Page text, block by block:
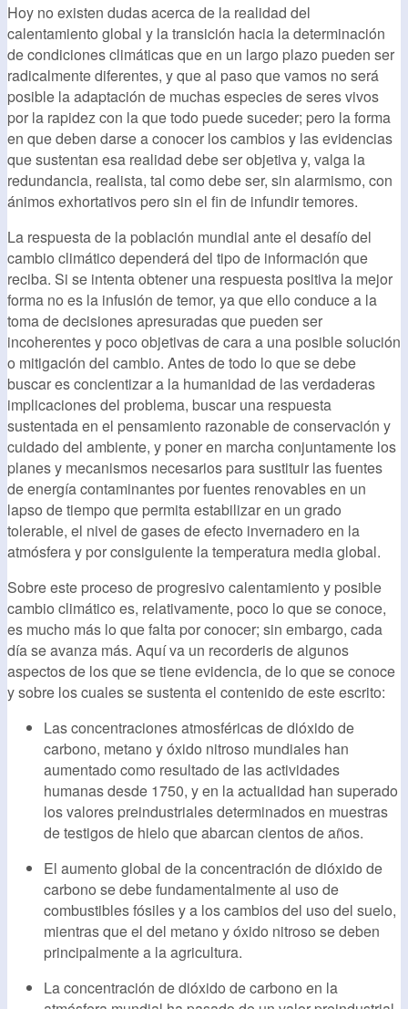
Hoy no existen dudas acerca de la realidad del
calentamiento global y la transición hacia la determinación
de condiciones climáticas que en un largo plazo pueden ser
radicalmente diferentes, y que al paso que vamos no será
posible la adaptación de muchas especies de seres vivos
por la rapidez con la que todo puede suceder; pero la forma
en que deben darse a conocer los cambios y las evidencias
que sustentan esa realidad debe ser objetiva y, valga la
redundancia, realista, tal como debe ser, sin alarmismo, con
ánimos exhortativos pero sin el fin de infundir temores.
La respuesta de la población mundial ante el desafío del
cambio climático dependerá del tipo de información que
reciba. Si se intenta obtener una respuesta positiva la mejor
forma no es la infusión de temor, ya que ello conduce a la
toma de decisiones apresuradas que pueden ser
incoherentes y poco objetivas de cara a una posible solución
o mitigación del cambio. Antes de todo lo que se debe
buscar es concientizar a la humanidad de las verdaderas
implicaciones del problema, buscar una respuesta
sustentada en el pensamiento razonable de conservación y
cuidado del ambiente, y poner en marcha conjuntamente los
planes y mecanismos necesarios para sustituir las fuentes
de energía contaminantes por fuentes renovables en un
lapso de tiempo que permita estabilizar en un grado
tolerable, el nivel de gases de efecto invernadero en la
atmósfera y por consiguiente la temperatura media global.
Sobre este proceso de progresivo calentamiento y posible
cambio climático es, relativamente, poco lo que se conoce,
es mucho más lo que falta por conocer; sin embargo, cada
día se avanza más. Aquí va un recorderis de algunos
aspectos de los que se tiene evidencia, de lo que se conoce
y sobre los cuales se sustenta el contenido de este escrito:
Las concentraciones atmosféricas de dióxido de
carbono, metano y óxido nitroso mundiales han
aumentado como resultado de las actividades
humanas desde 1750, y en la actualidad han superado
los valores preindustriales determinados en muestras
de testigos de hielo que abarcan cientos de años.
El aumento global de la concentración de dióxido de
carbono se debe fundamentalmente al uso de
combustibles fósiles y a los cambios del uso del suelo,
mientras que el del metano y óxido nitroso se deben
principalmente a la agricultura.
La concentración de dióxido de carbono en la